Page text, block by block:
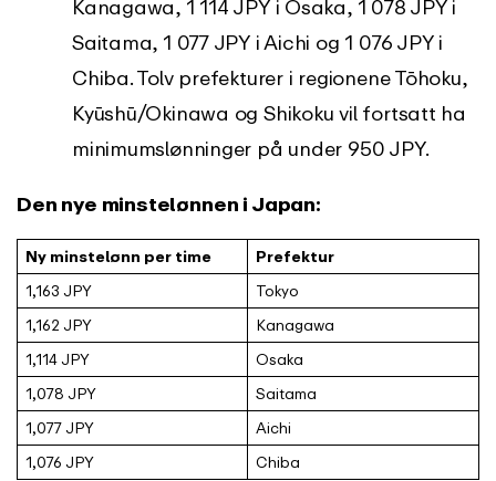
Kanagawa, 1 114 JPY i Osaka, 1 078 JPY i
Saitama, 1 077 JPY i Aichi og 1 076 JPY i
Chiba. Tolv prefekturer i regionene Tōhoku,
Kyūshū/Okinawa og Shikoku vil fortsatt ha
minimumslønninger på under 950 JPY.
Den nye minstelønnen i Japan:
Ny minstelønn per time
Prefektur
1,163 JPY
Tokyo
1,162 JPY
Kanagawa
1,114 JPY
Osaka
1,078 JPY
Saitama
1,077 JPY
Aichi
1,076 JPY
Chiba